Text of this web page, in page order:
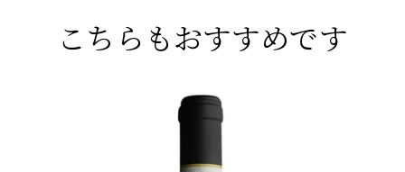
こちらもおすすめです
クラッシコ、バディア・ア・コルティブオーノ